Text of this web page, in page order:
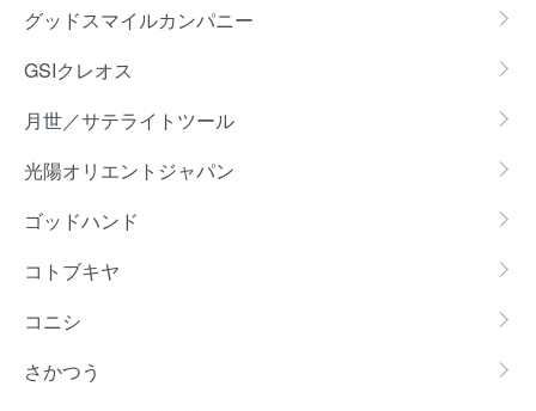
グッドスマイルカンパニー
GSIクレオス
月世／サテライトツール
光陽オリエントジャパン
ゴッドハンド
コトブキヤ
コニシ
さかつう